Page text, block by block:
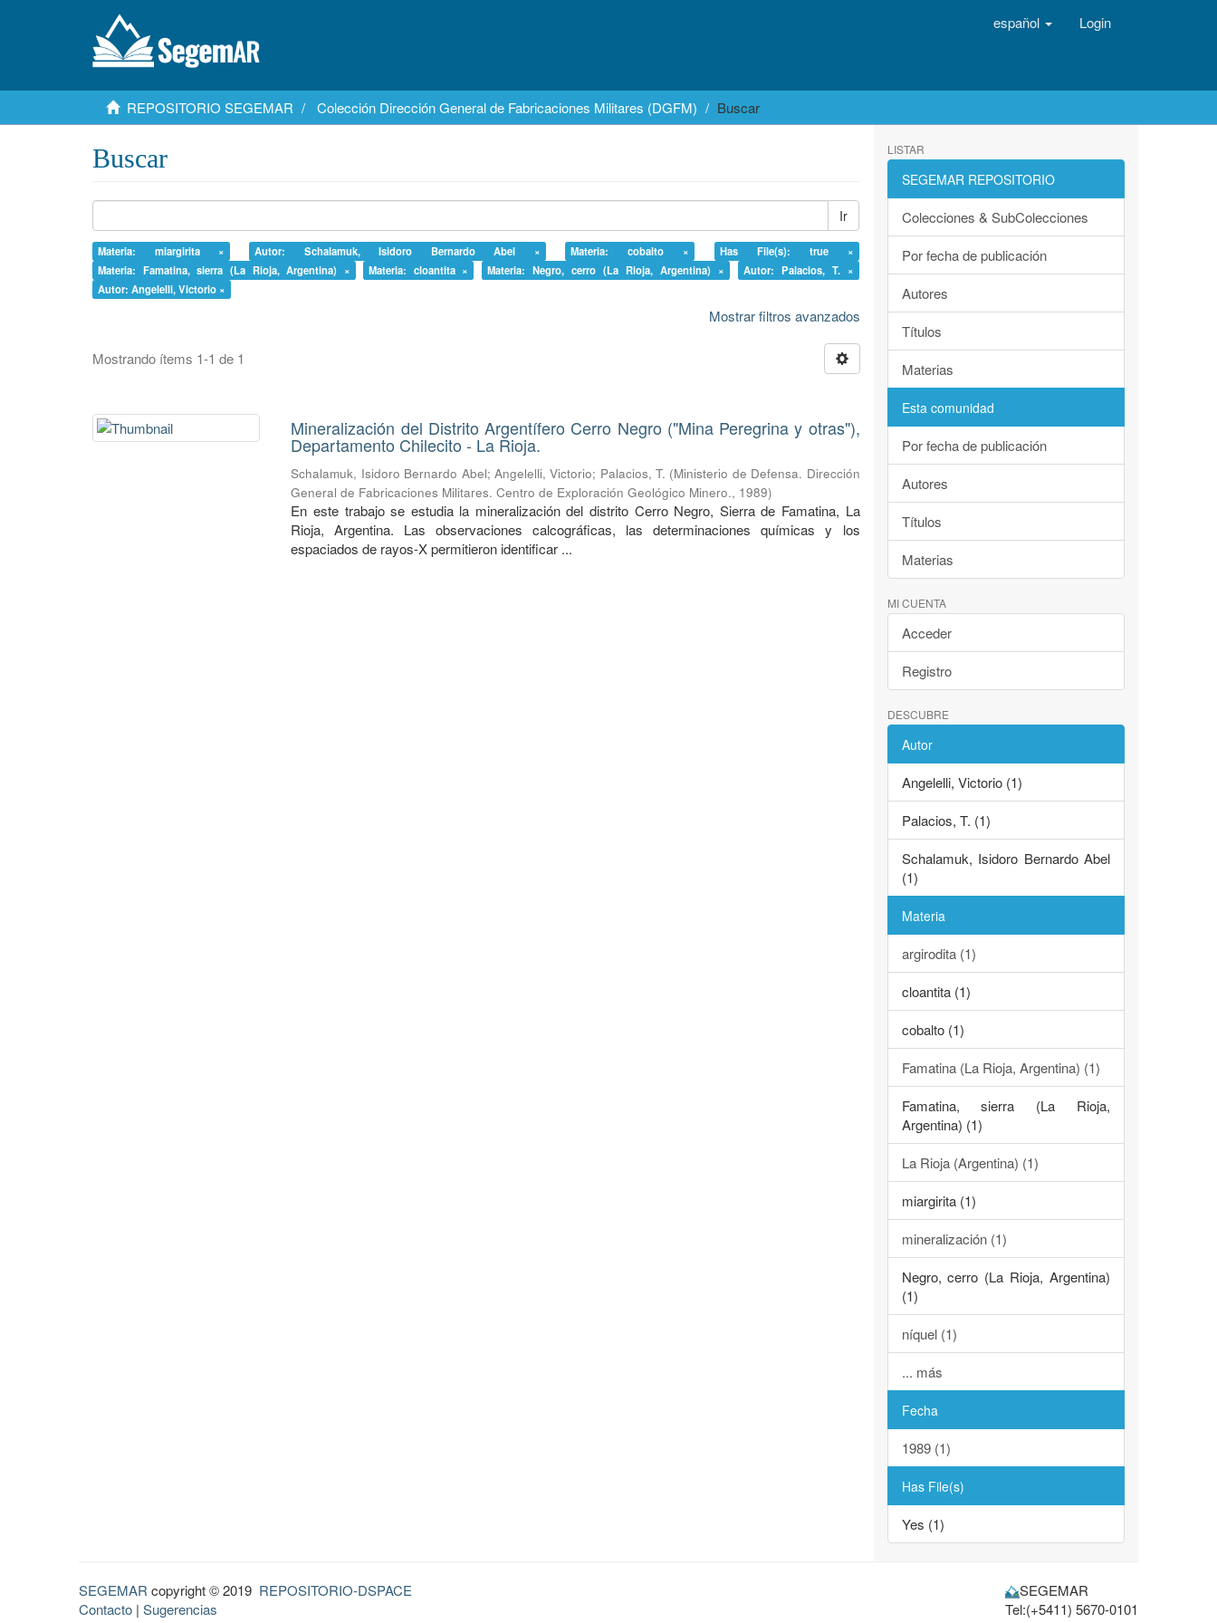
español Login
REPOSITORIO SEGEMAR Colección Dirección General de Fabricaciones Militares (DGFM) Buscar
Buscar
Ir
Materia: miargirita × Autor: Schalamuk, Isidoro Bernardo Abel × Materia: cobalto ×
Has File(s): true ×
Materia: Famatina, sierra (La Rioja, Argentina) ×
Materia: cloantita × Materia: Negro, cerro (La Rioja, Argentina) ×
Autor: Palacios, T. ×
Autor: Angelelli, Victorio ×
Mostrar filtros avanzados
Mostrando ítems 1-1 de 1
Mineralización del Distrito Argentífero Cerro Negro ("Mina Peregrina y otras"),
Departamento Chilecito - La Rioja.
Schalamuk, Isidoro Bernardo Abel; Angelelli, Victorio; Palacios, T. (Ministerio de Defensa. Dirección
General de Fabricaciones Militares. Centro de Exploración Geológico Minero., 1989)
En este trabajo se estudia la mineralización del distrito Cerro Negro, Sierra de Famatina, La
Rioja, Argentina. Las observaciones calcográficas, las determinaciones químicas y los
espaciados de rayos-X permitieron identificar ...
LISTAR
SEGEMAR REPOSITORIO
Colecciones & SubColecciones
Por fecha de publicación
Autores
Títulos
Materias
Esta comunidad
Por fecha de publicación
Autores
Títulos
Materias
MI CUENTA
Acceder
Registro
DESCUBRE
Autor
Angelelli, Victorio (1)
Palacios, T. (1)
Schalamuk, Isidoro Bernardo Abel
(1)
Materia
argirodita (1)
cloantita (1)
cobalto (1)
Famatina (La Rioja, Argentina) (1)
Famatina, sierra (La Rioja,
Argentina) (1)
La Rioja (Argentina) (1)
miargirita (1)
mineralización (1)
Negro, cerro (La Rioja, Argentina)
(1)
níquel (1)
... más
Fecha
1989 (1)
Has File(s)
Yes (1)
SEGEMAR copyright © 2019 REPOSITORIO-DSPACE
Contacto | Sugerencias
SEGEMAR
Tel:(+5411) 5670-0101